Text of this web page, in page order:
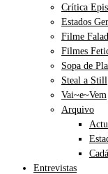
Crítica
Estados
Filme
Filmes
Sopa de
Steal a Still
Vai~e~Vem
Arquivo
Entrevistas